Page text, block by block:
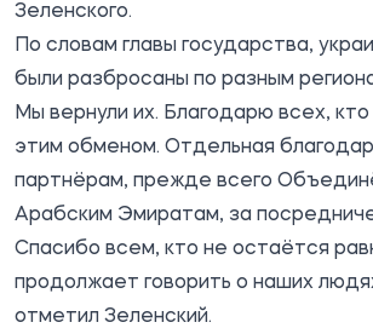
Зеленского.
По словам главы государства,
были разбросаны по разным
Мы вернули их. Благодарю всех,
этим обменом. Отдельная
партнёрам, прежде всего
Арабским Эмиратам, за
Спасибо всем, кто не остаётся
продолжает говорить о наших
отметил Зеленский.